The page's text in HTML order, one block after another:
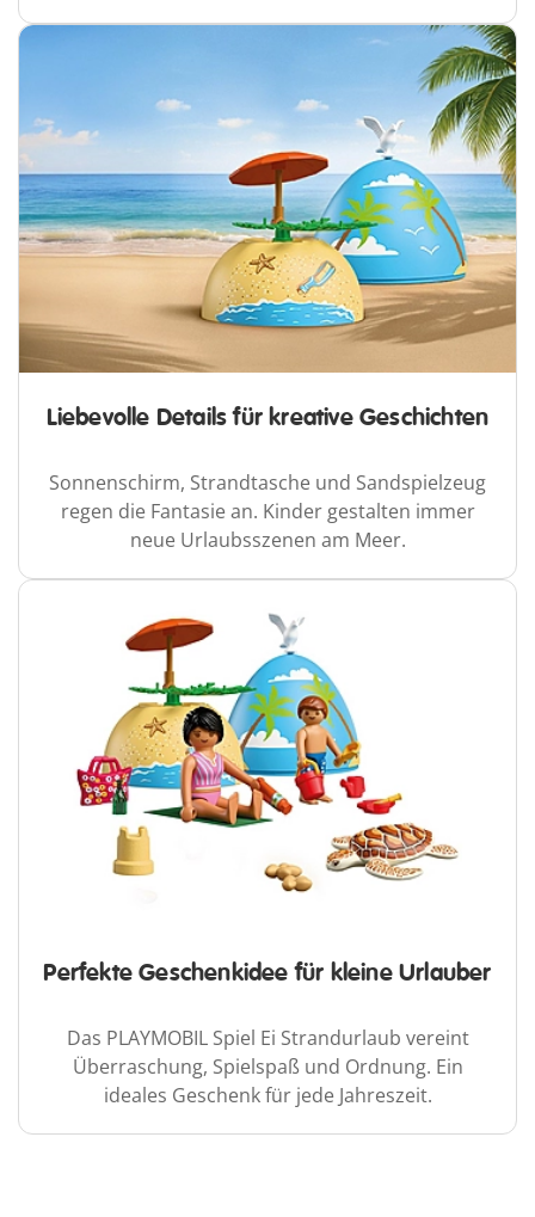
Liebevolle Details für kreative Geschichten
Sonnenschirm, Strandtasche und Sandspielzeug
regen die Fantasie an. Kinder gestalten immer
neue Urlaubsszenen am Meer.
Perfekte Geschenkidee für kleine Urlauber
Das PLAYMOBIL Spiel Ei Strandurlaub vereint
Überraschung, Spielspaß und Ordnung. Ein
ideales Geschenk für jede Jahreszeit.